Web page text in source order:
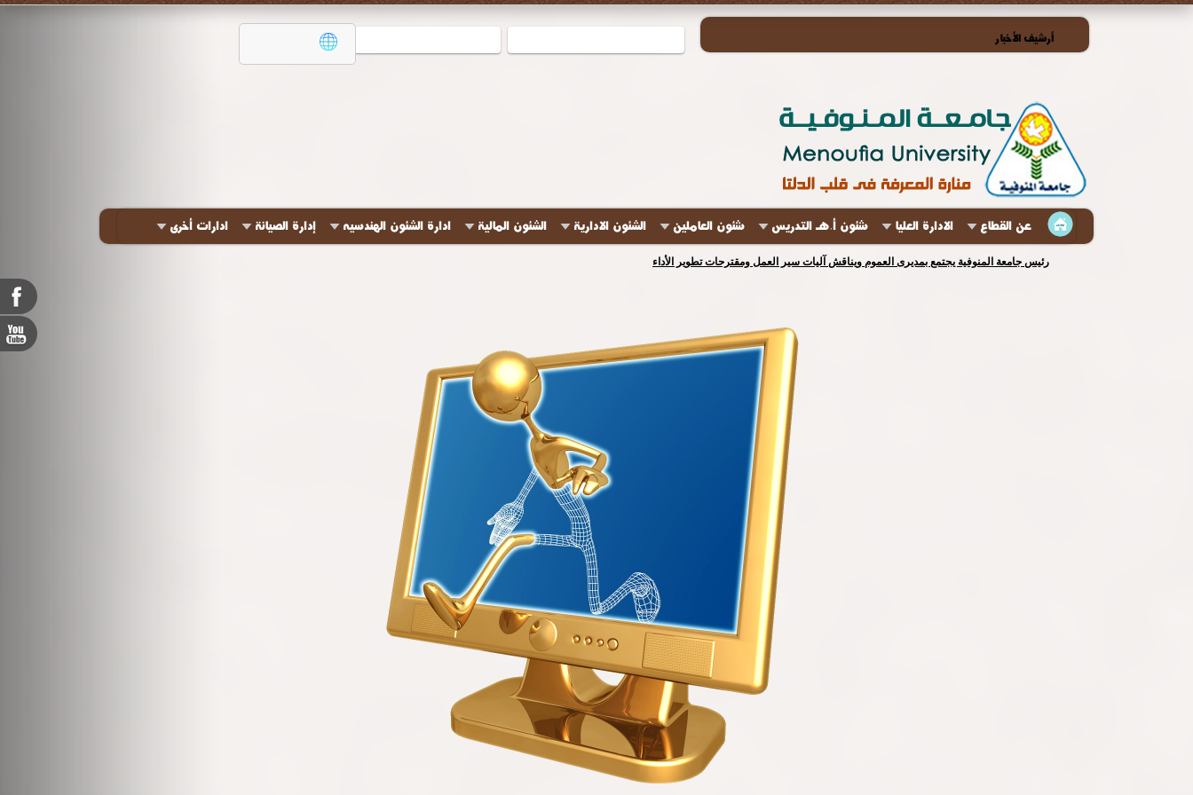
أرشيف الأخبار
عن القطاع الادارة العليا شئون أ.هـ التدريس شئون العاملين الشئون الادارية الشئون المالية ادارة الشئون الهندسيه إدارة الصيانة ادارات أخرى
رئيس جامعة المنوفية يجتمع بمديرى العموم ويناقش آليات سير العمل ومقترحات تطوير الأداء